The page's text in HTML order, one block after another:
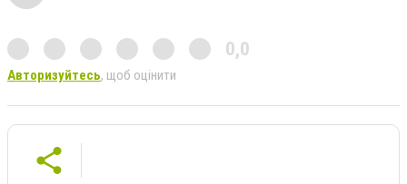
0,0
Авторизуйтесь, щоб оцінити